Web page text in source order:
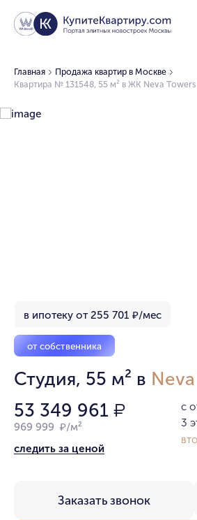
Главная
Продажа квартир в Москве
Квартира № 131548, 55 м² в ЖК Neva Towers
Студия, 55 м² в
в ипотеку от 255 701 ₽/мес
от собственника
53 349 961 ₽
969 999 ₽/м²
следить за ценой
с
3
Заказать звонок